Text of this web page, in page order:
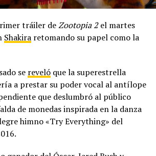
tráiler deZootopia 2el martes
Shakiraretomando su papel como la
se revelóque la superestrella
a prestar su poder vocal al antílope
que deslumbró al público
de monedas inspirada en la danza
himno «Try Everything» del